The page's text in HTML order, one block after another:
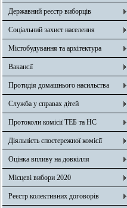
Державний реєстр виборців
Соціальний захист населення
Містобудування та архітектура
Вакансії
Протидія домашнього насильства
Служба у справах дітей
Протоколи комісії ТЕБ та НС
Діяльність спостережної комісії
Оцінка впливу на довкілля
Місцеві вибори 2020
Реєстр колективних договорів